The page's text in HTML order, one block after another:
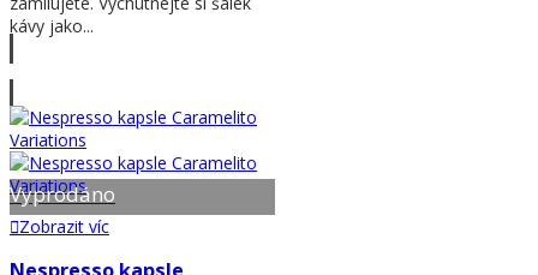
kávy jako...
Vyprodáno
Zobrazit víc